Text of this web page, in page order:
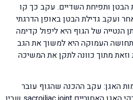
הבטן ותפיחת השדיים. עקב כך קו
ועקב גדילת הבטן באופן הדרגתי
הנטייה של הגוף היא ליפול קדימה
העמוקה היא למשוך את הגב
מתוך כוונה לתקן את המשיכה
האגן: עקב ההכנה שהגוף עובר